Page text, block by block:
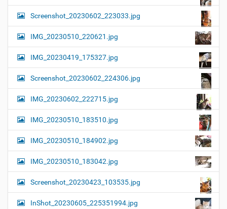
Screenshot_20230602_223033.jpg
IMG_20230510_220621.jpg
IMG_20230419_175327.jpg
Screenshot_20230602_224306.jpg
IMG_20230602_222715.jpg
IMG_20230510_183510.jpg
IMG_20230510_184902.jpg
IMG_20230510_183042.jpg
Screenshot_20230423_103535.jpg
InShot_20230605_225351994.jpg